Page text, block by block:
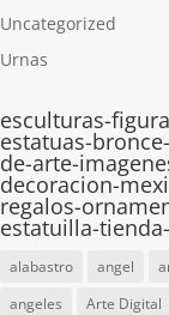
Uncategorized
Urnas
esculturas-
estatuas-
de-arte-
decoracion-
regalos-
estatuilla-
alabastro angel
angeles
Arte Digital